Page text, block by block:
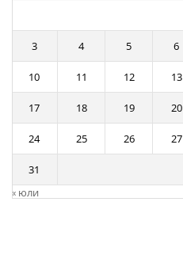
3 4 5 6
10 11 12 13
17 18 19 20
24 25 26 27
31
« юли